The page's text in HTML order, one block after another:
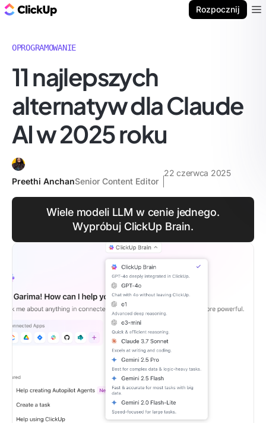
Rozpocznij
OPROGRAMOWANIE
11 najlepszych
alternatyw dla Claude
AI w 2025 roku
Preethi AnchanSenior Content Editor
22 czerwca 2025
Wiele modeli LLM w cenie jednego.
Wypróbuj ClickUp Brain.